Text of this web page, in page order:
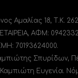
Αμαλίας 18, Τ.Κ.
ΑΦΜ:
70193624000.
Σπυρίδων,
Ευγενία.